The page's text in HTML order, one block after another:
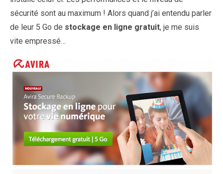
sécurité sont au maximum ! Alors quand j’ai entendu parler
de leur 5 Go de stockage en ligne gratuit, je me suis
vite empressé…